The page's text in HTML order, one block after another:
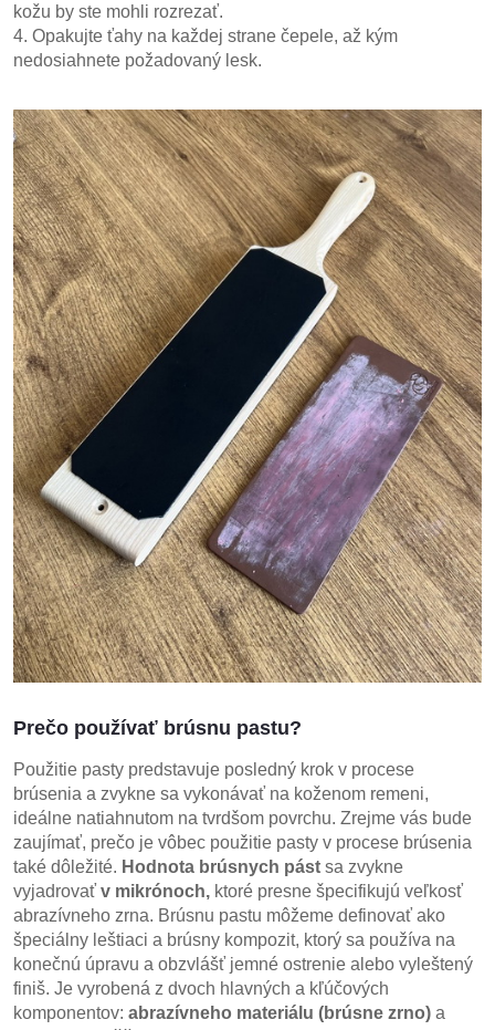
kožu by ste mohli rozrezať.
4. Opakujte ťahy na každej strane čepele, až kým
nedosiahnete požadovaný lesk.
Prečo používať brúsnu pastu?
Použitie pasty predstavuje posledný krok v procese
brúsenia a zvykne sa vykonávať na koženom remeni,
ideálne natiahnutom na tvrdšom povrchu. Zrejme vás bude
zaujímať, prečo je vôbec použitie pasty v procese brúsenia
také dôležité. Hodnota brúsnych pást sa zvykne
vyjadrovať v mikrónoch, ktoré presne špecifikujú veľkosť
abrazívneho zrna. Brúsnu pastu môžeme definovať ako
špeciálny leštiaci a brúsny kompozit, ktorý sa používa na
konečnú úpravu a obzvlášť jemné ostrenie alebo vyleštený
finiš. Je vyrobená z dvoch hlavných a kľúčových
komponentov: abrazívneho materiálu (brúsne zrno) a